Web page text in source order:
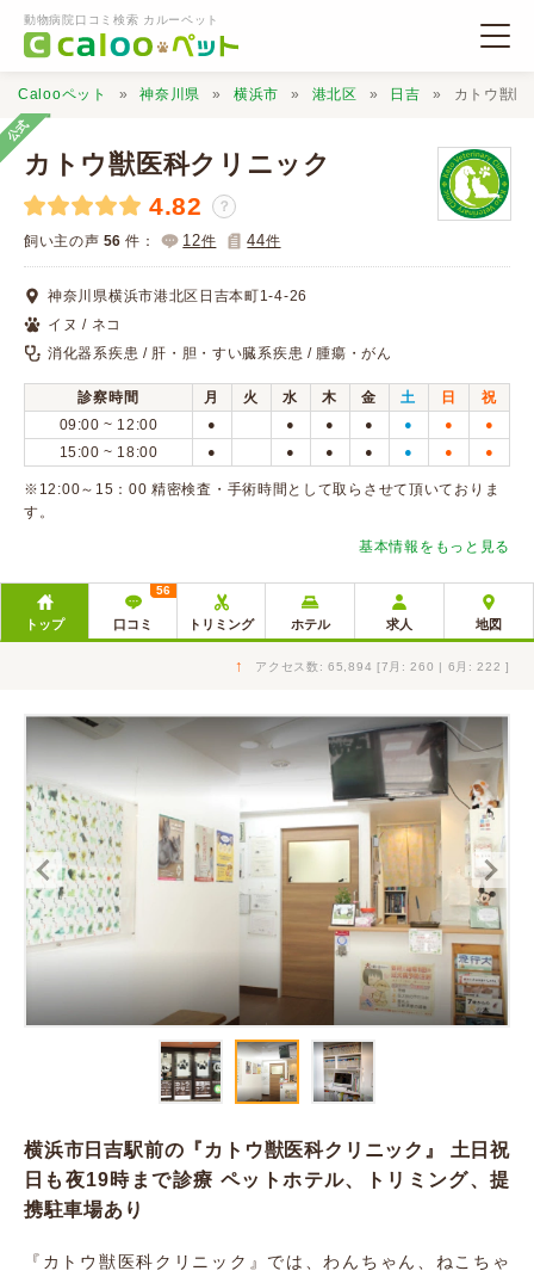
動物病院口コミ検索 カルーペット
動物病院検索
口コミ検索
Calooペットとは？
口コミ投稿
Calooペット 神奈川県 横浜市 港北区 日吉 カトウ獣
公式
カトウ獣医科クリニック
4.82 ？
飼い主の声 56 件： 12件 44件
神奈川県横浜市港北区日吉本町1-4-26
イヌ / ネコ
消化器系疾患 / 肝・胆・すい臓系疾患 / 腫瘍・がん
診察時間 月 火 水 木 金 土 日
祝
09:00 ~ 12:00
● ● ● ● ● ● ●
15:00 ~ 18:00 ● ● ● ● ● ● ●
※12:00～15：00 精密検査・手術時間として取らさせて頂いておりま
す。
基本情報をもっと見る
トップ 口コミ
56
トリミング ホテル 求人 地図
↑ アクセス数: 65,894 [7月: 260 | 6月: 222 ]
横浜市日吉駅前の『カトウ獣医科クリニック』 土日祝
日も夜19時まで診療 ペットホテル、トリミング、提
携駐車場あり
『カトウ獣医科クリニック』では、わんちゃん、ねこちゃ